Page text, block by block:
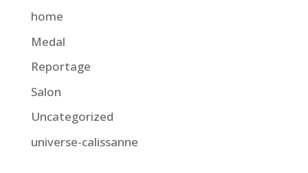
home
Medal
Reportage
Salon
Uncategorized
universe-calissanne